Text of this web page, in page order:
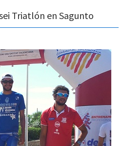
Triatlón en Sagunto